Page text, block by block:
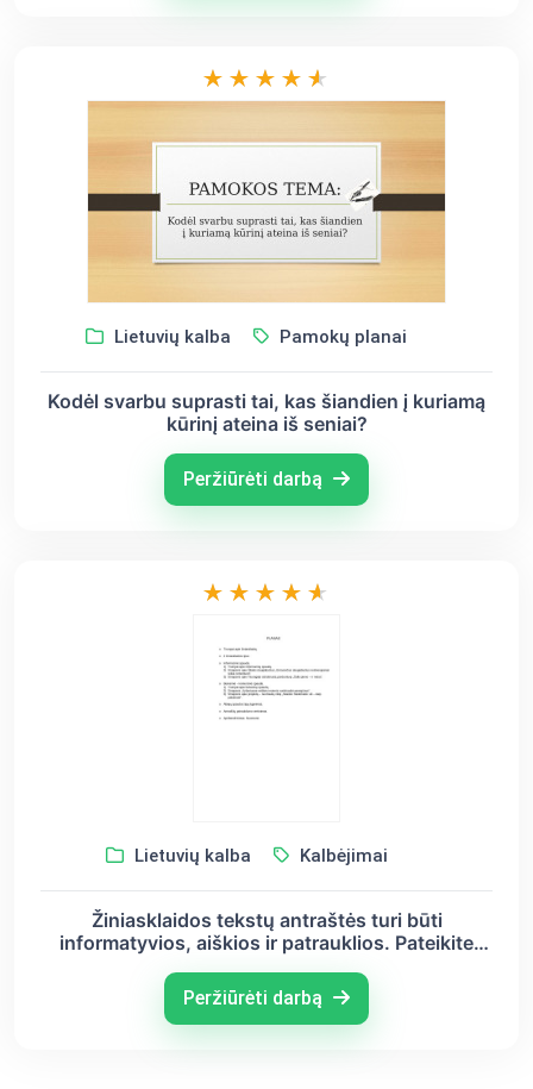
Lietuvių kalba Pamokų planai
Kodėl svarbu suprasti tai, kas šiandien į kuriamą
kūrinį ateina iš seniai?
Peržiūrėti darbą
Lietuvių kalba Kalbėjimai
Žiniasklaidos tekstų antraštės turi būti
informatyvios, aiškios ir patrauklios. Pateikite
turinio atžvilgiu
Peržiūrėti darbą